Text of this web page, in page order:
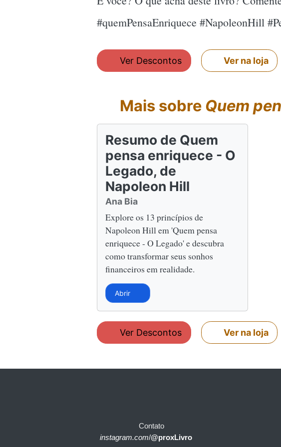
#quemPensaEnriquece #NapoleonHill
Ver Descontos Ver na loja
Mais sobre Quem
Resumo de Quem
pensa enriquece - O
Legado, de
Napoleon Hill
Ana Bia
Explore os 13 princípios de
Napoleon Hill em 'Quem pensa
enriquece - O Legado' e descubra
como transformar seus sonhos
financeiros em realidade.
Abrir
Ver Descontos Ver na loja
Contato
instagram.com/@proxLivro